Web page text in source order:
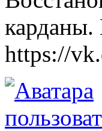
карданы.
https://